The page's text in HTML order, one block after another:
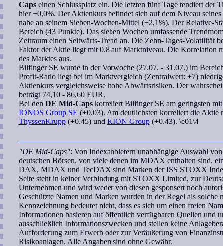
Capseinen Schlussplatz ein. Die letzten fünf Tage tendiert der
hier −0,0%. Der Aktienkurs befindet sich auf dem Niveau
nahe an seinem Sieben-Wochen-Mittel (−2,1%). DerRelative-
Bereich (43 Punkte). Das sieben Wochen umfassende
Zeitraum einen Seitwärts-Trend an. Die Zehn-Tages-Volatilität
Faktorder Aktie liegt mit 0.8 auf Marktniveau. Die Korrelation
des Marktes aus.
Bilfinger SE wurde in der Vorwoche (27.07. - 31.07.) im
Profit-Ratioliegt bei im Marktvergleich (Zentralwert: +7)
Aktienkurs vergleichsweise hohe Abwärtsrisiken. Der
beträgt 74,10 - 86,60 EUR.
Bei den DE Mid-Caps korreliert Bilfinger SE am geringsten
IONOS Group SE (+0.03). Am deutlichsten korreliert die Aktie
ThyssenKrupp(+0.45) und KION Group(+0.43). \e01\4
"DE Mid-Caps": Von Indexanbietern unabhängige Auswahl
deutschen Börsen, von viele denen im MDAX enthalten sind,
DAX, MDAX und TecDAX sind Marken der ISS STOXX
Seite steht in keiner Verbindung mit STOXX Limited, zur
Unternehmen und wird weder von diesen gesponsert noch
Geschützte Namen und Marken wurden in der Regel als solche
Kennzeichnung bedeutet nicht, dass es sich um einen freien
Informationen basieren auf öffentlich verfügbaren Quellen und
ausschließlich Informationszwecken und stellen keine
Aufforderung zum Erwerb oder zur Veräußerung von
Risikoanlagen. Alle Angaben sind ohne Gewähr.